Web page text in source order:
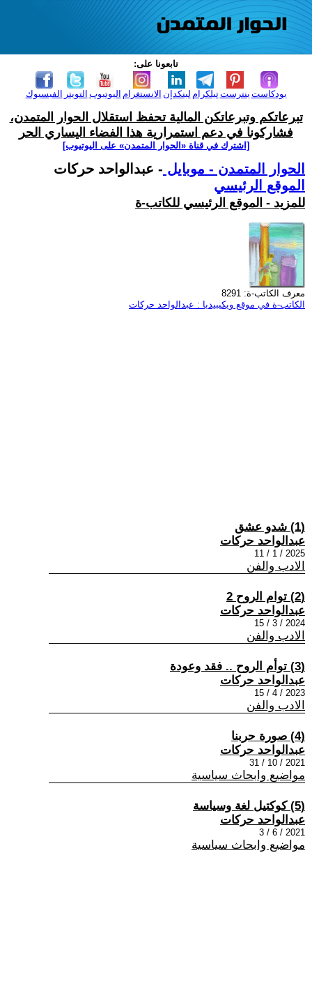
تابعونا على:
الفيسبوك التويتر اليوتيوب الانستغرام لينكدإن تيلكرامبنترست بودكاست
تبرعاتكم وتبرعاتكن المالية تحفظ استقلال الحوار المتمدن،
فشاركونا في دعم استمرارية هذا الفضاء اليساري الحر
[اشترك في قناة ‫«الحوار المتمدن» على اليوتيوب]
الحوار المتمدن - موبايل - عبدالواحد حركات
الموقع الرئيسي
للمزيد - الموقع الرئيسي للكاتب-ة
معرف الكاتب-ة: 8291
الكاتب-ة في موقع ويكيبيديا : عبدالواحد حركات
(1) شدو عشق
عبدالواحد حركات
2025 / 1 / 11
الادب والفن
(2) توام الروح 2
عبدالواحد حركات
2024 / 3 / 15
الادب والفن
(3) توأم الروح .. فقد وعودة
عبدالواحد حركات
2023 / 4 / 15
الادب والفن
(4) صورة حربنا
عبدالواحد حركات
2021 / 10 / 31
مواضيع وابحاث سياسية
(5) كوكتيل لغة وسياسة
عبدالواحد حركات
2021 / 6 / 3
مواضيع وابحاث سياسية